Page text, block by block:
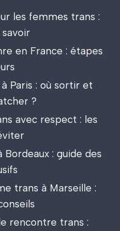
les femmes trans :
savoir
en France : étapes
Paris : où sortir et
?
avec respect : les
: guide des
trans à Marseille :
rencontre trans :